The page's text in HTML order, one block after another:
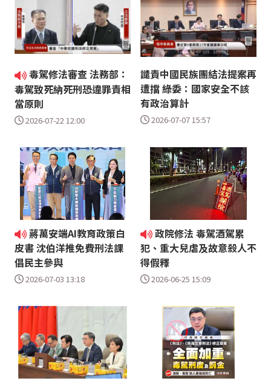
毒駕修法審查 法務部：
毒駕致死納死刑恐違罪責相
當原則
2026-07-22 12:00
譴責中國民族團結法提案再
遭擋 綠委：國家安全不該
有政治算計
2026-07-07 15:57
蔣萬安端AI教育政策白
皮書 沈伯洋推免費刑法課
倡民主參與
2026-07-03 13:18
政院修法 毒駕酒駕累
犯、重大兒虐及故意殺人不
得假釋
2026-06-25 15:09